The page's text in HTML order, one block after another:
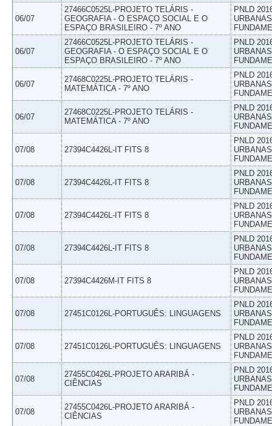
06/07
27466C0525L-PROJETO TELÁRIS -
GEOGRAFIA - O ESPAÇO SOCIAL E O
ESPAÇO BRASILEIRO - 7º ANO
PNLD
06/07
27466C0525L-PROJETO TELÁRIS -
GEOGRAFIA - O ESPAÇO SOCIAL E O
ESPAÇO BRASILEIRO - 7º ANO
PNLD
06/07
27468C0225L-PROJETO TELÁRIS -
MATEMÁTICA - 7º ANO
PNLD
06/07
27468C0225L-PROJETO TELÁRIS -
MATEMÁTICA - 7º ANO
PNLD
07/08 27394C4426L-IT FITS 8
PNLD
07/08 27394C4426L-IT FITS 8
PNLD
07/08 27394C4426L-IT FITS 8
PNLD
07/08 27394C4426L-IT FITS 8
PNLD
07/08 27394C4426M-IT FITS 8
PNLD
07/08 27451C0126L-PORTUGUÊS: LINGUAGENS
PNLD
07/08 27451C0126L-PORTUGUÊS: LINGUAGENS
PNLD
07/08
27455C0426L-PROJETO ARARIBÁ -
CIÊNCIAS
PNLD
07/08
27455C0426L-PROJETO ARARIBÁ -
CIÊNCIAS
PNLD